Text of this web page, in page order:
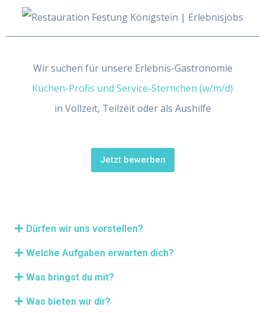
Wir suchen für unsere Erlebnis-Gastronomie
Küchen-Profis und Service-Sternchen (w/m/d)
in Vollzeit, Teilzeit oder als Aushilfe
Jetzt bewerben
Dürfen wir uns vorstellen?
Welche Aufgaben erwarten dich?
Was bringst du mit?
Was bieten wir dir?